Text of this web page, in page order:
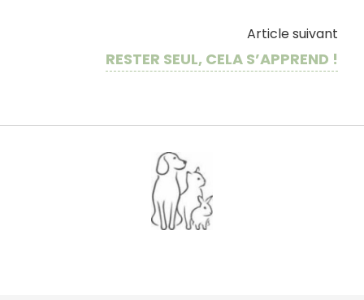
Article suivant
RESTER SEUL, CELA S’APPREND !